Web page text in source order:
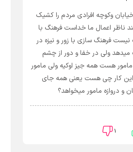
وکوچه افرادی مردم را کشیک
ناظر اعمال ما خداست فرهنگ با
فرهنگ سازی با زور و نیزه در
ولی در خفا و دور از چشم
هست همه جیز اوکیه ولی مامور
کار چی هست یعنی همه جای
و دروازه مامور میخواهد؟
۱